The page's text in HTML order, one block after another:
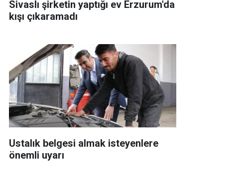
Sivaslı şirketin yaptığı ev Erzurum'da
kışı çıkaramadı
Ustalık belgesi almak isteyenlere
önemli uyarı